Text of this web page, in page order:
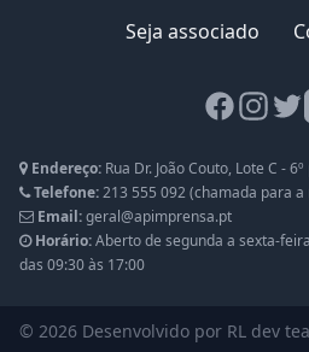
Seja associado
Endereço: Rua Dr. João Couto, Lote C -
Telefone:213 555 092(chamada para
Email:geral@apimprensa.pt
Horário:Aberto de segunda a sexta-
das 09:30 às 17:00
© 2026 Desenvolvido por RL dev